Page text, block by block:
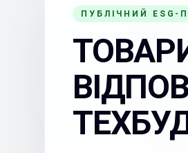
ПУБЛІЧНИЙ